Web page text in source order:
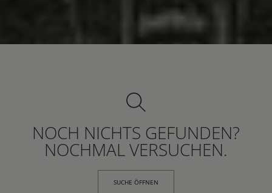
NOCH NICHTS GEFUNDEN?
NOCHMAL VERSUCHEN.
SUCHE ÖFFNEN